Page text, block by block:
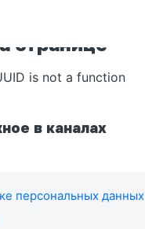
странице
is not a function
в каналах
персональных данных